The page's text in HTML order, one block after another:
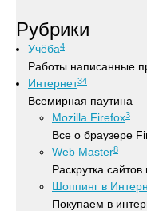
Рубрики
Учёба4
Работы написанные
Интернет34
Всемирная паутина
Mozilla Firefox3
Все о браузере
Web Master8
Раскрутка
Шоппинг в
Покупаем в